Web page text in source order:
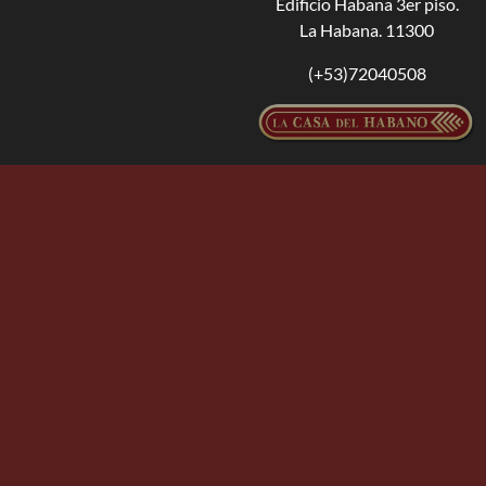
La Habana. 11300
(+53)72040508